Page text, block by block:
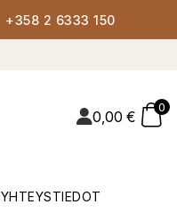
+358 2 6333 150
0,00 €
0
YHTEYSTIEDOT